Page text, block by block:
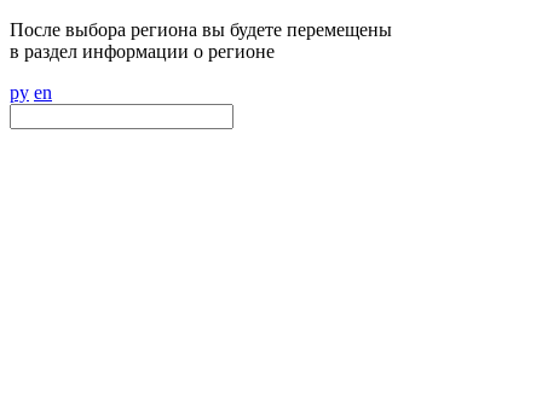
После выбора региона вы будете перемещены
в раздел информации о регионе
ру en